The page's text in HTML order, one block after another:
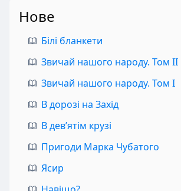
Нове
Білі бланкети
Звичай нашого народу. Том II
Звичай нашого народу. Том I
В дорозі на Захід
В дев’ятім крузі
Пригоди Марка Чубатого
Ясир